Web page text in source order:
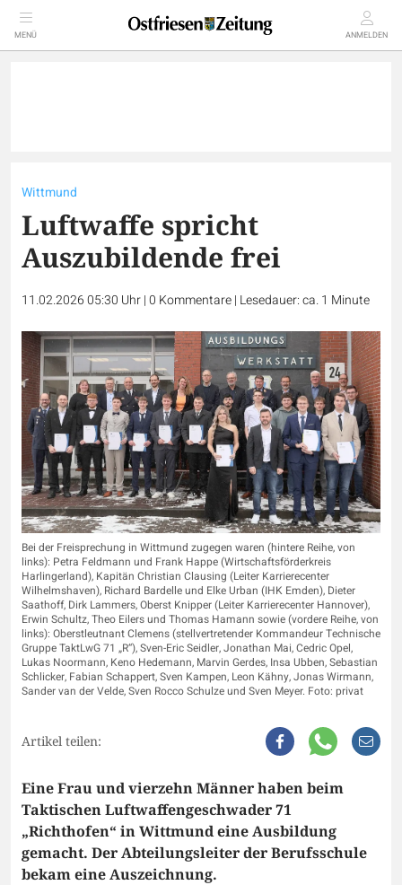
MENÜ ANMELDEN
Wittmund
Luftwaffe spricht
Auszubildende frei
11.02.2026 05:30 Uhr|0 Kommentare| Lesedauer: ca. 1 Minute
Bei der Freisprechung in Wittmund zugegen waren (hintere Reihe, von
links): Petra Feldmann und Frank Happe (Wirtschaftsförderkreis
Harlingerland), Kapitän Christian Clausing (Leiter Karrierecenter
Wilhelmshaven), Richard Bardelle und Elke Urban (IHK Emden), Dieter
Saathoff, Dirk Lammers, Oberst Knipper (Leiter Karrierecenter Hannover),
Erwin Schultz, Theo Eilers und Thomas Hamann sowie (vordere Reihe, von
links): Oberstleutnant Clemens (stellvertretender Kommandeur Technische
Gruppe TaktLwG 71 „R“), Sven-Eric Seidler, Jonathan Mai, Cedric Opel,
Lukas Noormann, Keno Hedemann, Marvin Gerdes, Insa Ubben, Sebastian
Schlicker, Fabian Schappert, Sven Kampen, Leon Kähny, Jonas Wirmann,
Sander van der Velde, Sven Rocco Schulze und Sven Meyer. Foto: privat
Artikel teilen:
Eine Frau und vierzehn Männer haben beim
Taktischen Luftwaffengeschwader 71
„Richthofen“ in Wittmund eine Ausbildung
gemacht. Der Abteilungsleiter der Berufsschule
bekam eine Auszeichnung.